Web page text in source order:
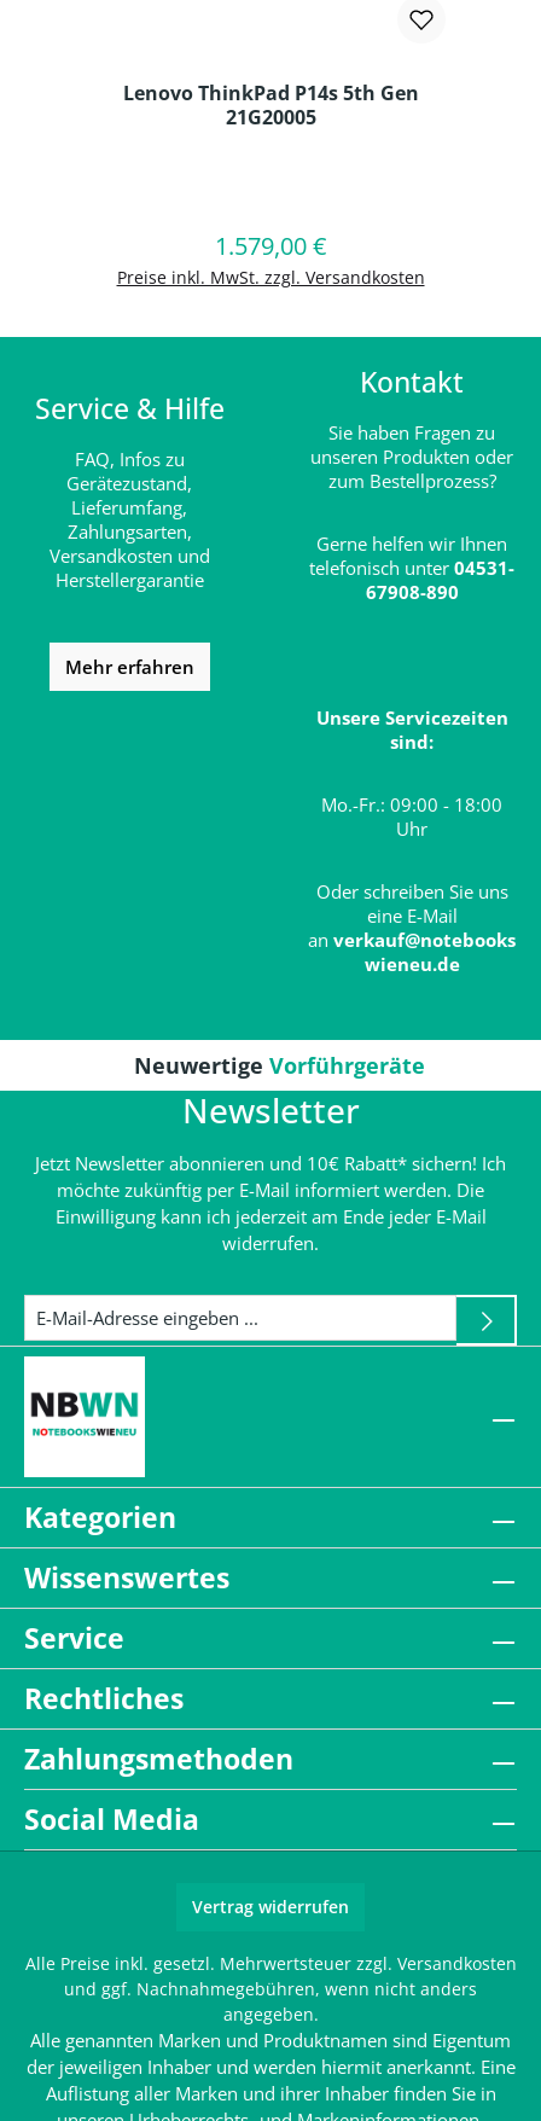
Lenovo ThinkPad P14s 5th Gen
21G20005
Regulärer Preis:
1.579,00 €
Preise inkl. MwSt. zzgl. Versandkosten
In den Warenkorb
Service & Hilfe
FAQ, Infos zu
Gerätezustand,
Lieferumfang,
Zahlungsarten,
Versandkosten und
Herstellergarantie
Mehr erfahren
Kontakt
Sie haben Fragen zu
unseren Produkten oder
zum Bestellprozess?
Gerne helfen wir Ihnen
telefonisch unter 04531-
67908-890
Unsere Servicezeiten
sind:
Mo.-Fr.: 09:00 - 18:00
Uhr
Oder schreiben Sie uns
eine E-Mail
an verkauf@notebooks
wieneu.de
Neuwertige Vorführgeräte
Newsletter
Jetzt Newsletter abonnieren und 10€ Rabatt* sichern! Ich
möchte zukünftig per E-Mail informiert werden. Die
Einwilligung kann ich jederzeit am Ende jeder E-Mail
widerrufen.
Kategorien
Wissenswertes
Service
Rechtliches
Zahlungsmethoden
Social Media
Vertrag widerrufen
Alle Preise inkl. gesetzl. Mehrwertsteuer zzgl. Versandkosten
und ggf. Nachnahmegebühren, wenn nicht anders
angegeben.
Alle genannten Marken und Produktnamen sind Eigentum
der jeweiligen Inhaber und werden hiermit anerkannt. Eine
Auflistung aller Marken und ihrer Inhaber finden Sie in